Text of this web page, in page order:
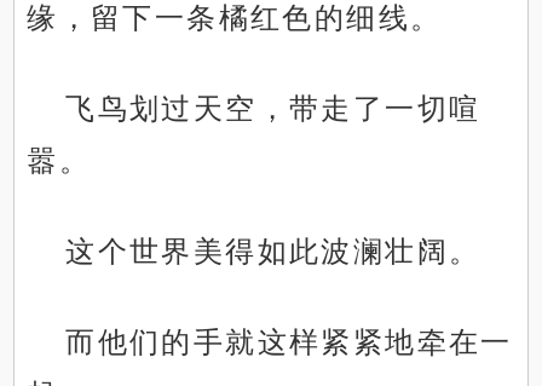
缘，留下一条橘红色的细线。
飞鸟划过天空，带走了一切喧
嚣。
这个世界美得如此波澜壮阔。
而他们的手就这样紧紧地牵在一